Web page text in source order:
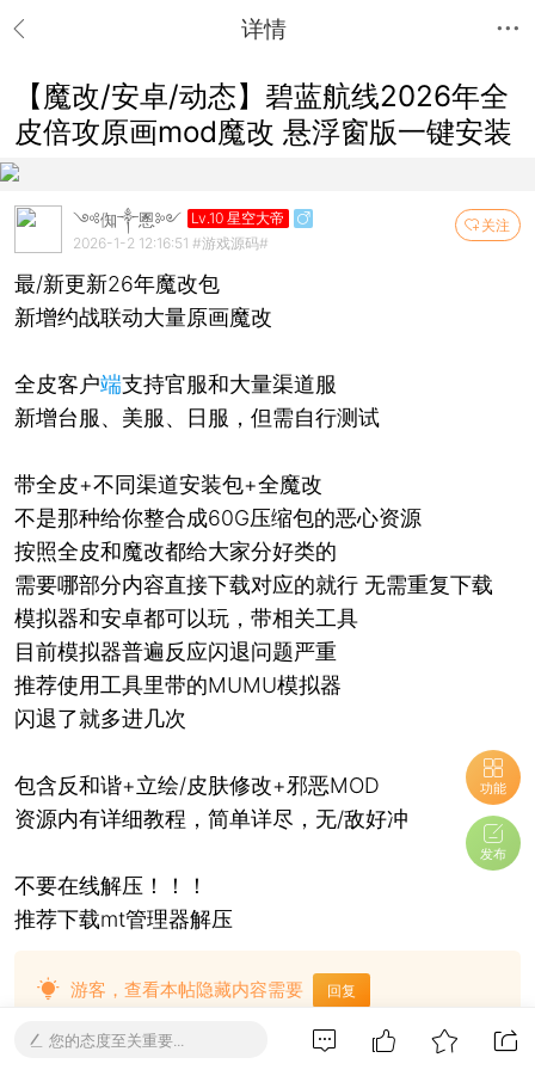
详情
【魔改/安卓/动态】碧蓝航线2026年全
皮倍攻原画mod魔改 悬浮窗版一键安装
关注
༺倁༒慁༻ Lv.10 星空大帝
2026-1-2 12:16:51 #游戏源码#
最/新更新26年魔改包
新增约战联动大量原画魔改
全皮客户端支持官服和大量渠道服
新增台服、美服、日服，但需自行测试
带全皮+不同渠道安装包+全魔改
不是那种给你整合成60G压缩包的恶心资源
按照全皮和魔改都给大家分好类的
需要哪部分内容直接下载对应的就行 无需重复下载
模拟器和安卓都可以玩，带相关工具
目前模拟器普遍反应闪退问题严重
推荐使用工具里带的MUMU模拟器
闪退了就多进几次
包含反和谐+立绘/皮肤修改+邪恶MOD
资源内有详细教程，简单详尽，无/敌好冲
不要在线解压！！！
推荐下载mt管理器解压
游客，查看本帖隐藏内容需要 回复
您的态度至关重要...
功能
发布